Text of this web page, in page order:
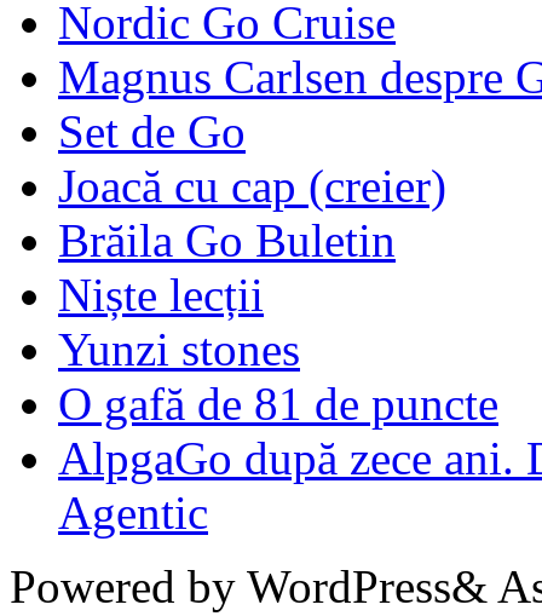
Nordic Go Cruise
Magnus Carlsen despre
Set de Go
Joacă cu cap (creier)
Brăila Go Buletin
Niște lecții
Yunzi stones
O gafă de 81 de puncte
AlpgaGo după zece ani.
Agentic
Powered by WordPress&